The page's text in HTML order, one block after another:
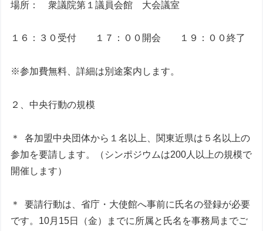
場所： 衆議院第１議員会館 大会議室
１６：３０受付 １７：００開会 １９：００終了
※参加費無料、詳細は別途案内します。
２、中央行動の規模
＊ 各加盟中央団体から１名以上、関東近県は５名以上の
参加を要請します。（シンポジウムは200人以上の規模で
開催します）
＊ 要請行動は、省庁・大使館へ事前に氏名の登録が必要
です。10月15日（金）までに所属と氏名を事務局までご